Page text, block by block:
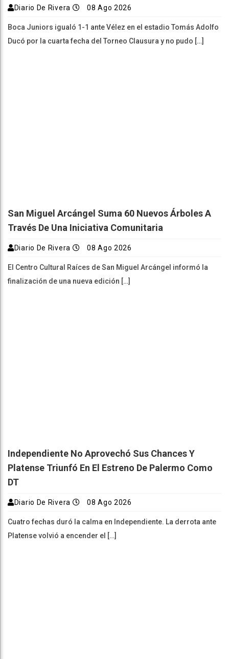
Diario De Rivera 08 Ago 2026
Boca Juniors igualó 1-1 ante Vélez en el estadio Tomás Adolfo
Ducó por la cuarta fecha del Torneo Clausura y no pudo […]
San Miguel Arcángel Suma 60 Nuevos Árboles A
Través De Una Iniciativa Comunitaria
Diario De Rivera 08 Ago 2026
El Centro Cultural Raíces de San Miguel Arcángel informó la
finalización de una nueva edición […]
Independiente No Aprovechó Sus Chances Y
Platense Triunfó En El Estreno De Palermo Como
DT
Diario De Rivera 08 Ago 2026
Cuatro fechas duró la calma en Independiente. La derrota ante
Platense volvió a encender el […]